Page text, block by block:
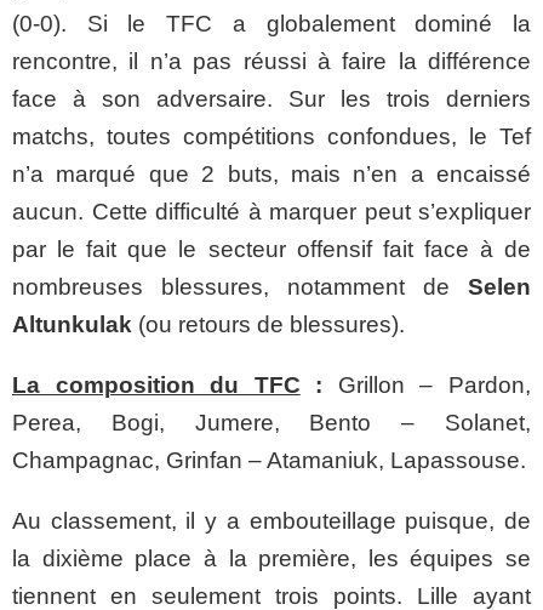
(0-0). Si le TFC a globalement dominé la
rencontre, il n’a pas réussi à faire la différence
face à son adversaire. Sur les trois derniers
matchs, toutes compétitions confondues, le Tef
n’a marqué que 2 buts, mais n’en a encaissé
aucun. Cette difficulté à marquer peut s’expliquer
par le fait que le secteur offensif fait face à de
nombreuses blessures, notamment de Selen
Altunkulak (ou retours de blessures).
La composition du TFC : Grillon – Pardon,
Perea, Bogi, Jumere, Bento – Solanet,
Champagnac, Grinfan – Atamaniuk, Lapassouse.
Au classement, il y a embouteillage puisque, de
la dixième place à la première, les équipes se
tiennent en seulement trois points. Lille ayant